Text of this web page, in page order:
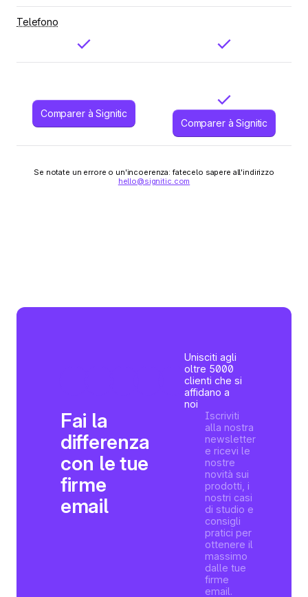
Telefono
Comparer à Signitic
Comparer à Signitic
Se notate un errore o un'incoerenza: fatecelo sapere all'indirizzo
hello@signitic.com
Unisciti agli
oltre 5000
clienti che si
affidano a
noi
Fai la
differenza
con le tue
firme
email
Iscriviti
alla nostra
newsletter
e ricevi le
nostre
novità sui
prodotti, i
nostri casi
di studio e
consigli
pratici per
ottenere il
massimo
dalle tue
firme
email.